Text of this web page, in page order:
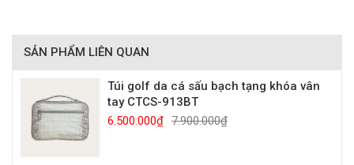
SẢN PHẨM LIÊN QUAN
Túi golf da cá sấu bạch tạng khóa vân
tay CTCS-913BT
6.500.000₫ 7.900.000₫